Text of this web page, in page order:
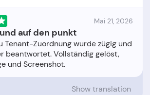
Mai 21, 2026
auf den punkt
Tenant-Zuordnung wurde zügig und
beantwortet. Vollständig gelöst,
Show translation